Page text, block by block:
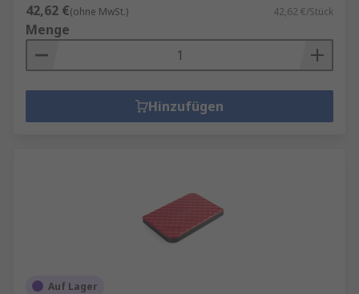
42,62 €(ohne MwSt.) 42,62 €/Stück
Menge
Hinzufügen
Auf Lager